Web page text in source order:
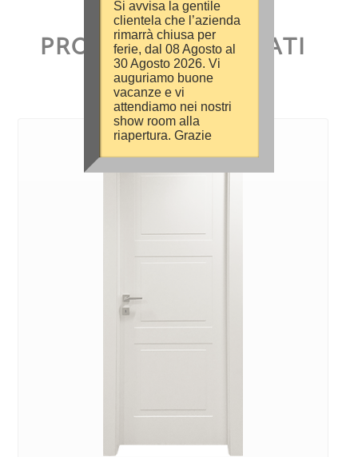
PRODOTTI CORRELATI
Si avvisa la gentile
clientela che l’azienda
rimarrà chiusa per
ferie, dal 08 Agosto al
30 Agosto 2026. Vi
auguriamo buone
vacanze e vi
attendiamo nei nostri
show room alla
riapertura. Grazie